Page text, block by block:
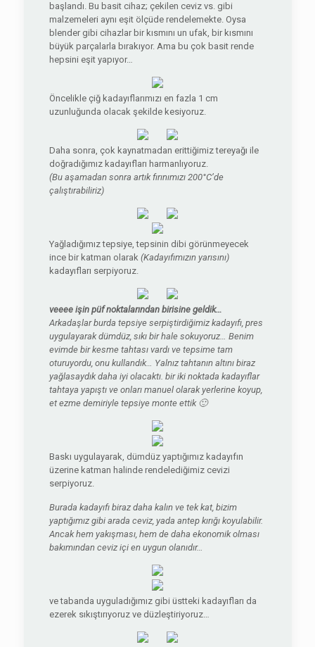
başlandı. Bu basit cihaz; çekilen ceviz vs. gibi
malzemeleri aynı eşit ölçüde rendelemekte. Oysa
blender gibi cihazlar bir kısmını un ufak, bir kısmını
büyük parçalarla bırakıyor. Ama bu çok basit rende
hepsini eşit yapıyor…
Öncelikle çiğ kadayıflarımızı en fazla 1 cm
uzunluğunda olacak şekilde kesiyoruz.
Daha sonra, çok kaynatmadan erittiğimiz tereyağı ile
doğradığımız kadayıfları harmanlıyoruz.
(Bu aşamadan sonra artık fırınımızı 200°C’de
çalıştırabiliriz)
Yağladığımız tepsiye, tepsinin dibi görünmeyecek
ince bir katman olarak (Kadayıfımızın yarısını)
kadayıfları serpiyoruz.
veeee işin püf noktalarından birisine geldik…
Arkadaşlar burda tepsiye serpiştirdiğimiz kadayıfı, pres
uygulayarak dümdüz, sıkı bir hale sokuyoruz… Benim
evimde bir kesme tahtası vardı ve tepsime tam
oturuyordu, onu kullandık… Yalnız tahtanın altını biraz
yağlasaydık daha iyi olacaktı. bir iki noktada kadayıflar
tahtaya yapıştı ve onları manuel olarak yerlerine koyup,
et ezme demiriyle tepsiye monte ettik 🙂
Baskı uygulayarak, dümdüz yaptığımız kadayıfın
üzerine katman halinde rendelediğimiz cevizi
serpiyoruz.
Burada kadayıfı biraz daha kalın ve tek kat, bizim
yaptığımız gibi arada ceviz, yada antep kırığı koyulabilir.
Ancak hem yakışması, hem de daha ekonomik olması
bakımından ceviz içi en uygun olanıdır…
ve tabanda uyguladığımız gibi üstteki kadayıfları da
ezerek sıkıştırıyoruz ve düzleştiriyoruz…